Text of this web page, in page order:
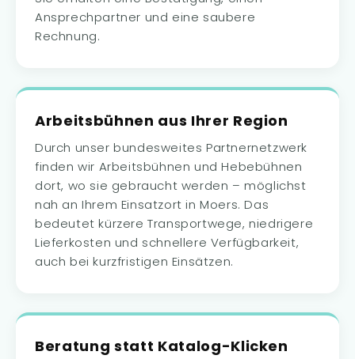
Ansprechpartner und eine saubere
Rechnung.
Arbeitsbühnen aus Ihrer Region
Durch unser bundesweites Partnernetzwerk
finden wir Arbeitsbühnen und Hebebühnen
dort, wo sie gebraucht werden – möglichst
nah an Ihrem Einsatzort in Moers. Das
bedeutet kürzere Transportwege, niedrigere
Lieferkosten und schnellere Verfügbarkeit,
auch bei kurzfristigen Einsätzen.
Beratung statt Katalog-Klicken